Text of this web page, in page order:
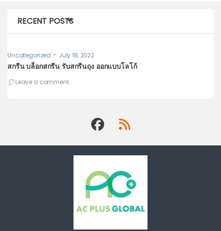
RECENT POSTS
Uncategorized - July 18, 2022
สกรีน บล็อกสกรีน รับสกรีนถุง ออกแบบโลโก้
Leave a comment